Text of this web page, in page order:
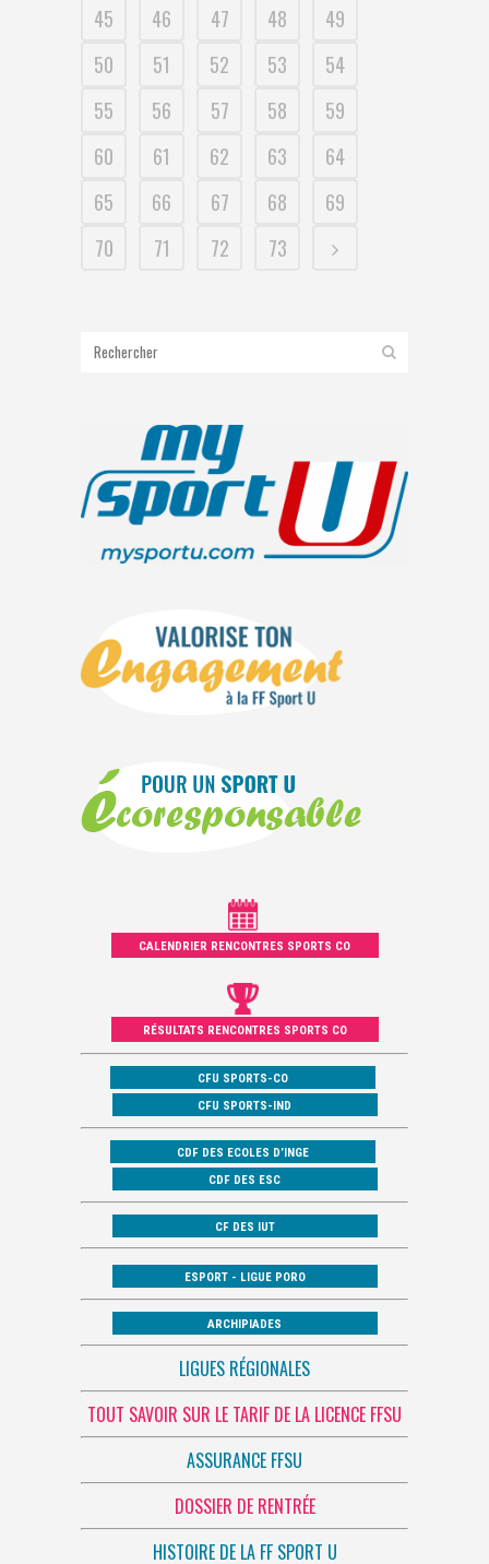
45
46 47 48
49
50
51 52 53
54
55
56 57 58
59
60
61 62 63
64
65
66 67 68
69
70
71 72 73
CALENDRIER RENCONTRES SPORTS CO
RÉSULTATS RENCONTRES SPORTS CO
CFU SPORTS-CO
CFU SPORTS-IND
CDF DES ECOLES D’INGE
CDF DES ESC
CF DES IUT
ESPORT - LIGUE PORO
ARCHIPIADES
LIGUES RÉGIONALES
TOUT SAVOIR SUR LE TARIF DE LA LICENCE FFSU
ASSURANCE FFSU
DOSSIER DE RENTRÉE
HISTOIRE DE LA FF SPORT U